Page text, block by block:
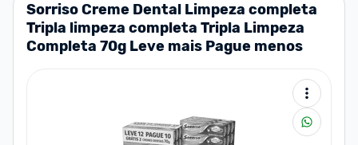
Sorriso Creme Dental Limpeza completa
Tripla limpeza completa Tripla Limpeza
Completa 70g Leve mais Pague menos